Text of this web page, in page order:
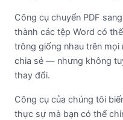
Công cụ chuyển PDF
thành các tệp Word có
trông giống nhau trên mọi
chia sẻ — nhưng không
thay đổi.
Công cụ của chúng tôi
thực sự mà bạn có thể